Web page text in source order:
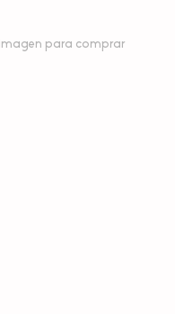
para comprar